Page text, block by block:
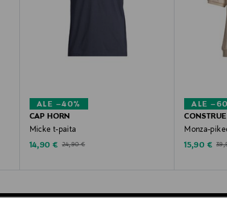
ALE –40%
CAP HORN
Micke t-paita
Discounted Price
14,90 € Original Price
24,90 €
ALE
CONSTRUE
Monza-
Discounted
15,90 €